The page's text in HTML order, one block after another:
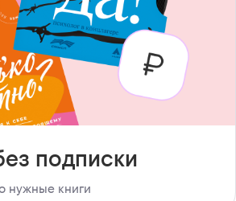
подписки
нужные книги